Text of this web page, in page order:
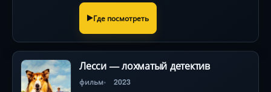
Где посмотреть
Лесси — лохматый детектив
фильм 2023